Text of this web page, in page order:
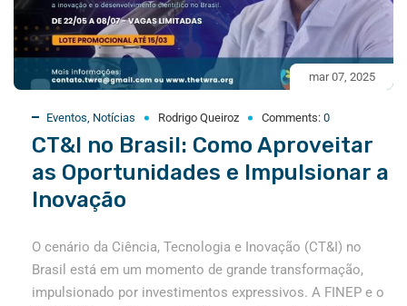
mar 07, 2025
Eventos, Notícias Rodrigo Queiroz Comments: 0
CT&I no Brasil: Como Aproveitar
as Oportunidades e Impulsionar a
Inovação
O cenário da Ciência, Tecnologia e Inovação (CT&I) no
Brasil está em um momento de grande transformação,
impulsionado por investimentos expressivos. A FINEP e o